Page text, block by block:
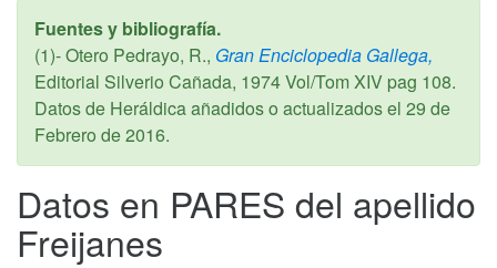
Fuentes y bibliografía.
(1)- Otero Pedrayo, R., Gran Enciclopedia Gallega,
Editorial Silverio Cañada, 1974Vol/Tom XIV pag 108.
Datos de Heráldica añadidos o actualizados el 29 de
Febrero de 2016.
Datos en PARES del apellido
Freijanes